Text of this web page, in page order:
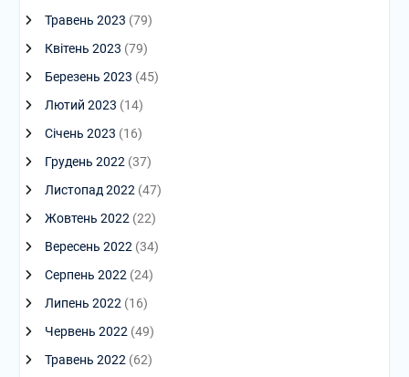
Травень 2023 (79)
Квітень 2023 (79)
Березень 2023 (45)
Лютий 2023 (14)
Січень 2023 (16)
Грудень 2022 (37)
Листопад 2022 (47)
Жовтень 2022 (22)
Вересень 2022 (34)
Серпень 2022 (24)
Липень 2022 (16)
Червень 2022 (49)
Травень 2022 (62)